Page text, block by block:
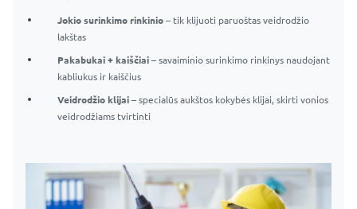
Jokio surinkimo rinkinio – tik klijuoti paruoštas veidrodžio
lakštas
Pakabukai + kaiščiai – savaiminio surinkimo rinkinys naudojant
kabliukus ir kaiščius
Veidrodžio klijai – specialūs aukštos kokybės klijai, skirti vonios
veidrodžiams tvirtinti